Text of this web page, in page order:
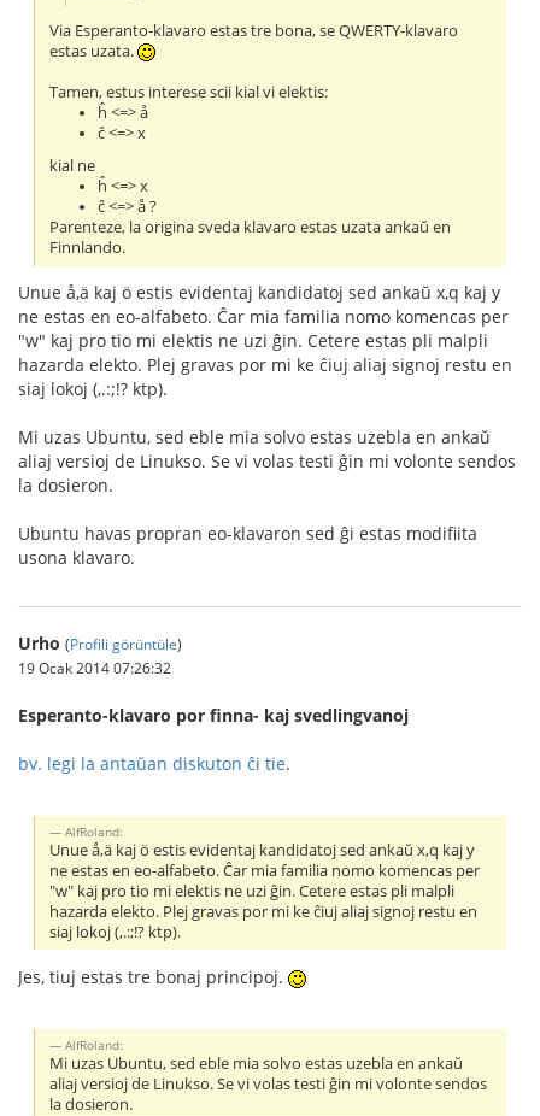
Via Esperanto-klavaro estas tre bona, se QWERTY-klavaro
estas uzata.
Tamen, estus interese scii kial vi elektis:
ĥ <=> å
ĉ <=> x
kial ne
ĥ <=> x
ĉ <=> å ?
Parenteze, la origina sveda klavaro estas uzata ankaŭ en
Finnlando.
Unue å,ä kaj ö estis evidentaj kandidatoj sed ankaŭ x,q kaj y
ne estas en eo-alfabeto. Ĉar mia familia nomo komencas per
"w" kaj pro tio mi elektis ne uzi ĝin. Cetere estas pli malpli
hazarda elekto. Plej gravas por mi ke ĉiuj aliaj signoj restu en
siaj lokoj (,.:;!? ktp).
Mi uzas Ubuntu, sed eble mia solvo estas uzebla en ankaŭ
aliaj versioj de Linukso. Se vi volas testi ĝin mi volonte sendos
la dosieron.
Ubuntu havas propran eo-klavaron sed ĝi estas modifiita
usona klavaro.
Urho (Profili görüntüle)
19 Ocak 2014 07:26:32
Esperanto-klavaro por finna- kaj svedlingvanoj
bv. legi la antaŭan diskuton ĉi tie.
AlfRoland:
Unue å,ä kaj ö estis evidentaj kandidatoj sed ankaŭ x,q kaj y
ne estas en eo-alfabeto. Ĉar mia familia nomo komencas per
"w" kaj pro tio mi elektis ne uzi ĝin. Cetere estas pli malpli
hazarda elekto. Plej gravas por mi ke ĉiuj aliaj signoj restu en
siaj lokoj (,.:;!? ktp).
Jes, tiuj estas tre bonaj principoj.
AlfRoland:
Mi uzas Ubuntu, sed eble mia solvo estas uzebla en ankaŭ
aliaj versioj de Linukso. Se vi volas testi ĝin mi volonte sendos
la dosieron.